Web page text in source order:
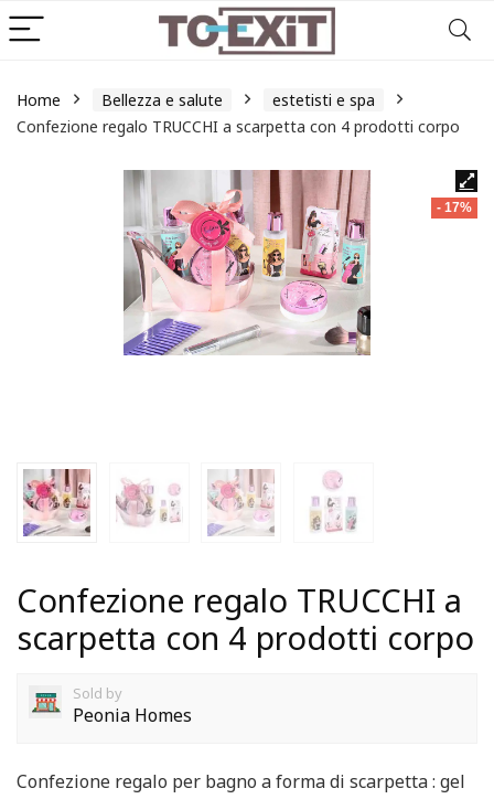
Home Bellezza e salute
estetisti e spa
Confezione regalo TRUCCHI a scarpetta con 4 prodotti corpo
- 17%
Confezione regalo TRUCCHI a
scarpetta con 4 prodotti corpo
Sold by
Peonia Homes
Confezione regalo per bagno a forma di scarpetta : gel